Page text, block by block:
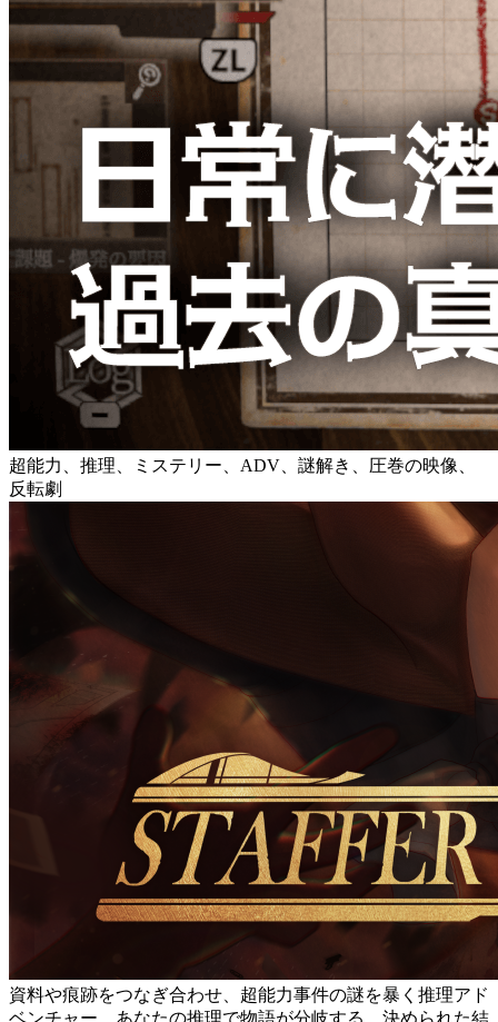
超能力、推理、ミステリー、ADV、謎解き、圧巻の映像、
反転劇
資料や痕跡をつなぎ合わせ、超能力事件の謎を暴く推理アド